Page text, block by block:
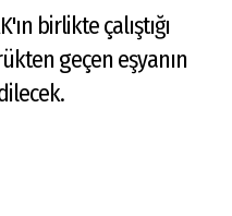
birlikte çalıştığı
geçen eşyanın